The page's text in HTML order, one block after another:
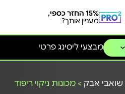
15% החזר כספי,
מעניין אותך?
מבצעי ליסינג פרטי
שואבי אבק > מכונות ניקוי ריפוד